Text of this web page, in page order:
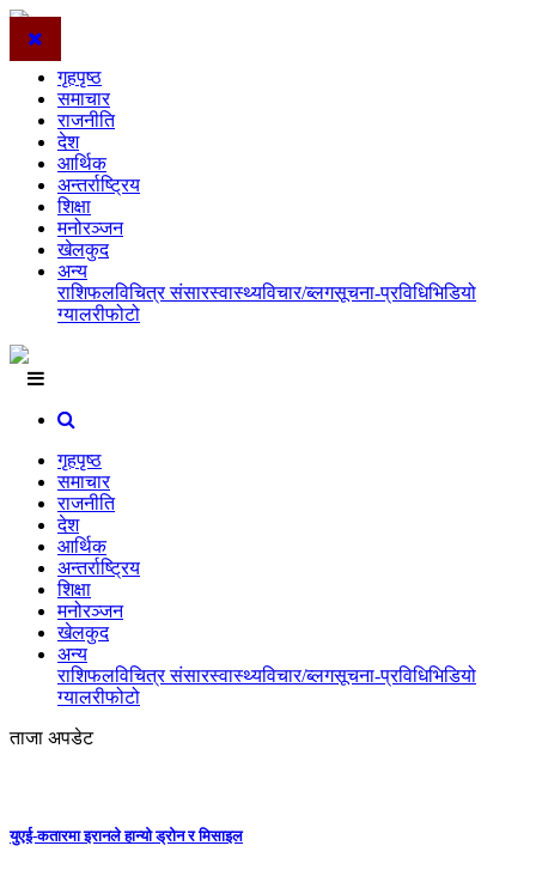
गृहपृष्ठ
समाचार
राजनीति
देश
आर्थिक
अन्तर्राष्ट्रिय
शिक्षा
मनोरञ्जन
खेलकुद
अन्य
राशिफलविचित्र संसारस्वास्थ्यविचार/ब्लगसूचना-प्रविधिभिडियो
ग्यालरीफोटो
गृहपृष्ठ
समाचार
राजनीति
देश
आर्थिक
अन्तर्राष्ट्रिय
शिक्षा
मनोरञ्जन
खेलकुद
अन्य
राशिफलविचित्र संसारस्वास्थ्यविचार/ब्लगसूचना-प्रविधिभिडियो
ग्यालरीफोटो
ताजा अपडेट
युएई-कतारमा इरानले हान्यो ड्रोन र मिसाइल